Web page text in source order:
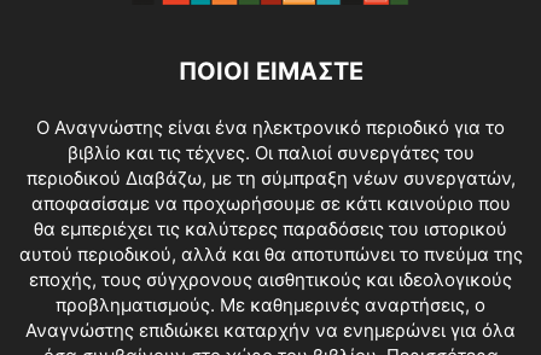
ΠΟΙΟΙ ΕΙΜΑΣΤΕ
O Αναγνώστης είναι ένα ηλεκτρονικό περιοδικό για το
βιβλίο και τις τέχνες. Οι παλιοί συνεργάτες του
περιοδικού Διαβάζω, με τη σύμπραξη νέων συνεργατών,
αποφασίσαμε να προχωρήσουμε σε κάτι καινούριο που
θα εμπεριέχει τις καλύτερες παραδόσεις του ιστορικού
αυτού περιοδικού, αλλά και θα αποτυπώνει το πνεύμα της
εποχής, τους σύγχρονους αισθητικούς και ιδεολογικούς
προβληματισμούς. Με καθημερινές αναρτήσεις, ο
Αναγνώστης επιδιώκει καταρχήν να ενημερώνει για όλα